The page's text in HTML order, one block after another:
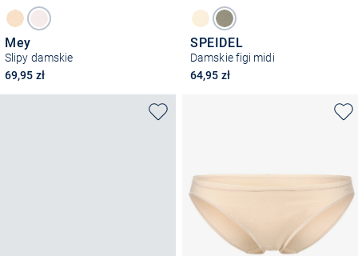
Mey
Slipy damskie
69,95 zł
SPEIDEL
Damskie figi midi
64,95 zł